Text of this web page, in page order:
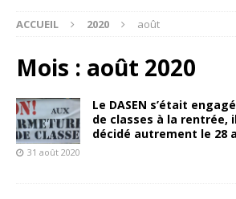
ACCUEIL 2020 août
Mois : août 2020
Le DASEN s’était
de classes à la rentrée,
décidé autrement le 28
31 août 2020